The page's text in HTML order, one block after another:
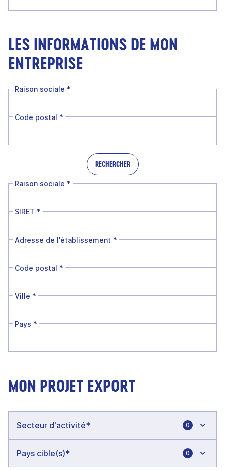
LES INFORMATIONS DE MON
ENTREPRISE
Raison sociale *
Code postal *
RECHERCHER
Raison sociale *
SIRET *
Adresse de l'établissement *
Code postal *
Ville *
Pays *
MON PROJET EXPORT
0
0